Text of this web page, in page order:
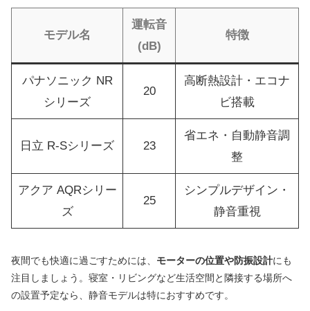
モデル名
運転音
(dB)
特徴
パナソニック NR
シリーズ
20
高断熱設計・エコナ
ビ搭載
日立 R-Sシリーズ 23
省エネ・自動静音調
整
アクア AQRシリー
ズ
25
シンプルデザイン・
静音重視
夜間でも快適に過ごすためには、 モーターの位置や防振設計にも
注目しましょう。寝室・リビングなど生活空間と隣接する場所へ
の設置予定なら、静音モデルは特におすすめです。